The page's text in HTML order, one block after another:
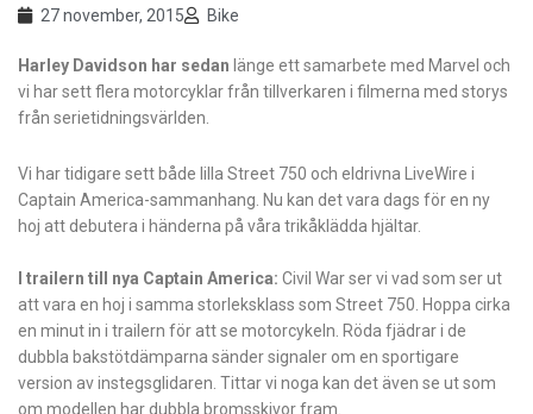
27 november, 2015 Bike
Harley Davidson har sedan länge ett samarbete med Marvel och
vi har sett flera motorcyklar från tillverkaren i filmerna med storys
från serietidningsvärlden.
Vi har tidigare sett både lilla Street 750 och eldrivna LiveWire i
Captain America-sammanhang. Nu kan det vara dags för en ny
hoj att debutera i händerna på våra trikåklädda hjältar.
I trailern till nya Captain America: Civil War ser vi vad som ser ut
att vara en hoj i samma storleksklass som Street 750. Hoppa cirka
en minut in i trailern för att se motorcykeln. Röda fjädrar i de
dubbla bakstötdämparna sänder signaler om en sportigare
version av instegsglidaren. Tittar vi noga kan det även se ut som
om modellen har dubbla bromsskivor fram.